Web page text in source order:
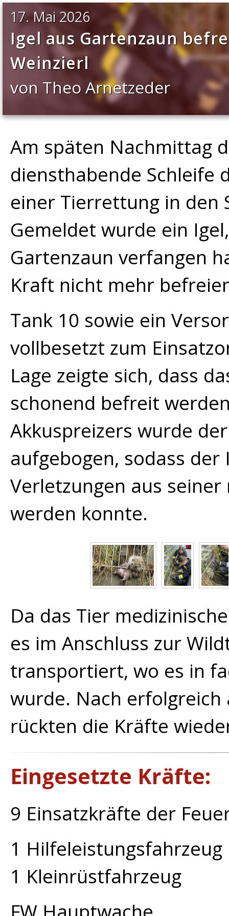
17. Mai 2026
Igel aus Gartenzaun
Weinzierl
von Theo Arnetzeder
Am späten Nachmittag
diensthabende Schleife
einer Tierrettung in den
Gemeldet wurde ein
Gartenzaun verfangen
Kraft nicht mehr
Tank 10 sowie ein
vollbesetzt zum
Lage zeigte sich, dass
schonend befreit
Akkuspreizers wurde
aufgebogen, sodass
Verletzungen aus
werden konnte.
Da das Tier
es im Anschluss zur
transportiert, wo es in
wurde. Nach erfolgreich
rückten die Kräfte
Eingesetzte Kräfte:
9 Einsatzkräfte der
1 Hilfeleistungsfahrzeug
1 Kleinrüstfahrzeug